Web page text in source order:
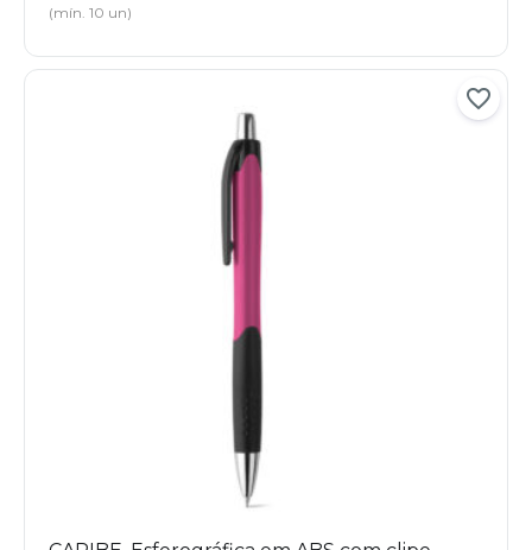
(mín. 10 un)